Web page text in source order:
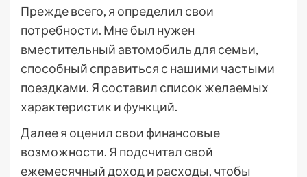
Прежде всего, я определил свои
потребности. Мне был нужен
вместительный автомобиль для семьи,
способный справиться с нашими частыми
поездками. Я составил список желаемых
характеристик и функций.
Далее я оценил свои финансовые
возможности. Я подсчитал свой
ежемесячный доход и расходы, чтобы